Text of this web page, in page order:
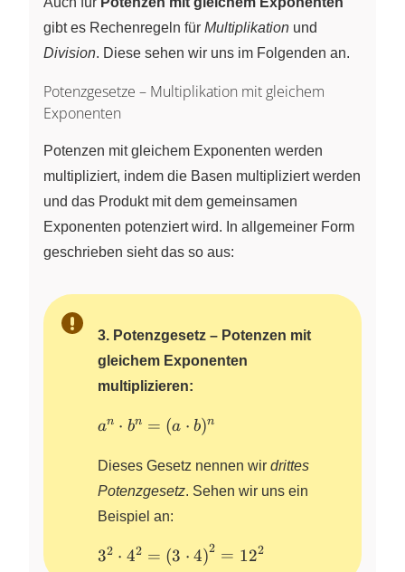
gibt es Rechenregeln für Multiplikation und
Division. Diese sehen wir uns im Folgenden an.
Potenzgesetze – Multiplikation mit gleichem
Exponenten
Potenzen mit gleichem Exponenten werden
multipliziert, indem die Basen multipliziert werden
und das Produkt mit dem gemeinsamen
Exponenten potenziert wird. In allgemeiner Form
geschrieben sieht das so aus:
3. Potenzgesetz – Potenzen mit
gleichem Exponenten
multiplizieren:
a^n\cdot
(a\cdot
b)^n
an ⋅ bn = (a ⋅ b)n
Dieses Gesetz nennen wir drittes
Potenzgesetz. Sehen wir uns ein
Beispiel an:
3^2 \cdot
32 ⋅ 42 = (3 ⋅ 4)2 = 122